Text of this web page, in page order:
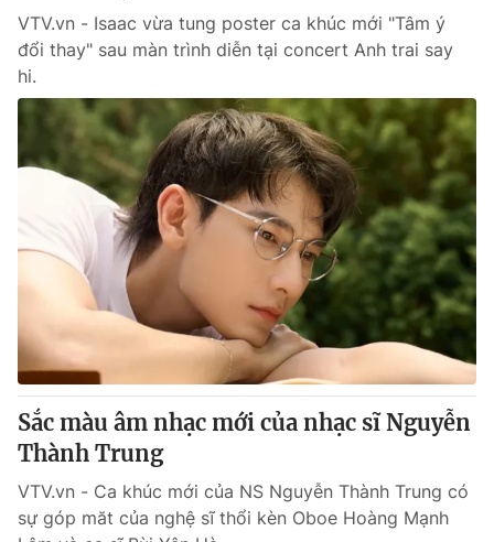
VTV.vn - Isaac vừa tung poster ca khúc mới "Tâm ý
đổi thay" sau màn trình diễn tại concert Anh trai say
hi.
Sắc màu âm nhạc mới của nhạc sĩ Nguyễn
Thành Trung
VTV.vn - Ca khúc mới của NS Nguyễn Thành Trung có
sự góp măt của nghệ sĩ thổi kèn Oboe Hoàng Mạnh